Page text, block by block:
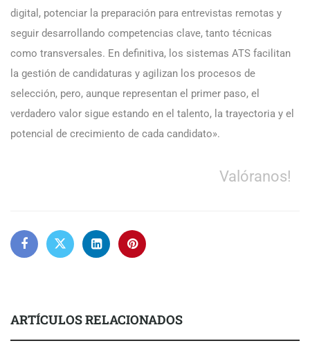
digital, potenciar la preparación para entrevistas remotas y
seguir desarrollando competencias clave, tanto técnicas
como transversales. En definitiva, los sistemas ATS facilitan
la gestión de candidaturas y agilizan los procesos de
selección, pero, aunque representan el primer paso, el
verdadero valor sigue estando en el talento, la trayectoria y el
potencial de crecimiento de cada candidato».
Valóranos!
ARTÍCULOS RELACIONADOS